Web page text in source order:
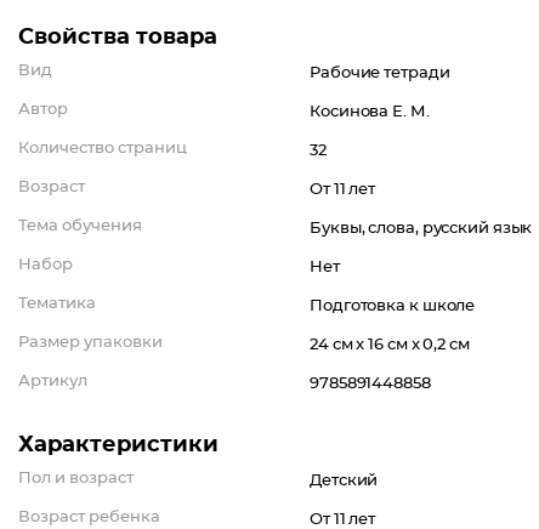
Свойства товара
Вид Рабочие тетради
Автор Косинова Е. М.
Количество страниц 32
Возраст От 11 лет
Тема обучения Буквы, слова, русский язык
Набор Нет
Тематика Подготовка к школе
Размер упаковки 24 см x 16 см x 0,2 см
Артикул 9785891448858
Характеристики
Пол и возраст Детский
Возраст ребенка От 11 лет